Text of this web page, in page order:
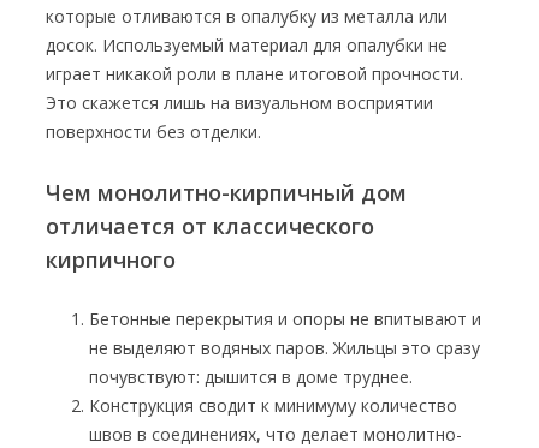
которые отливаются в опалубку из металла или
досок. Используемый материал для опалубки не
играет никакой роли в плане итоговой прочности.
Это скажется лишь на визуальном восприятии
поверхности без отделки.
Чем монолитно-кирпичный дом
отличается от классического
кирпичного
Бетонные перекрытия и опоры не впитывают и
не выделяют водяных паров. Жильцы это сразу
почувствуют: дышится в доме труднее.
Конструкция сводит к минимуму количество
швов в соединениях, что делает монолитно-